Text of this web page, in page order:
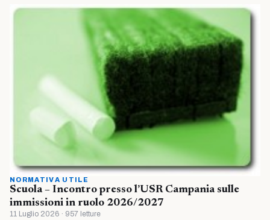
NORMATIVA UTILE
Scuola – Incontro presso l’USR Campania sulle
immissioni in ruolo 2026/2027
11 Luglio 2026 · 957 letture